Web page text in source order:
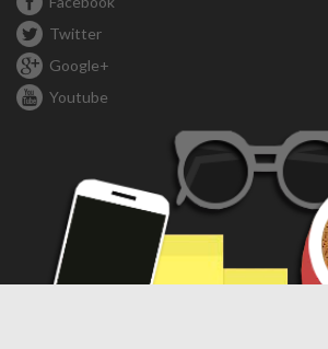
Twitter
Google+
Youtube